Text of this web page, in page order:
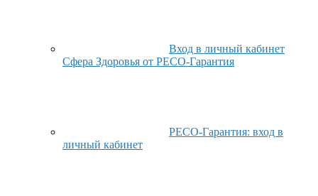
Вход в личный кабинет
Сфера Здоровья от РЕСО-Гарантия
РЕСО-Гарантия: вход в
личный кабинет